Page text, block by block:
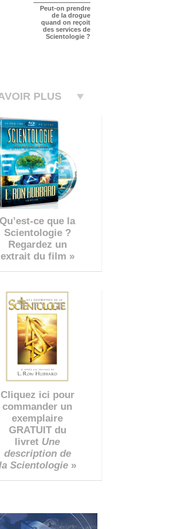
Peut-on prendre
de la drogue
quand on reçoit
des services de
Scientologie ?
PLUS
Qu’est-ce que la
Scientologie ?
Regardez un
extrait du film »
Cliquez ici pour
commander un
exemplaire
GRATUIT du
livret Une
description de
Scientologie»